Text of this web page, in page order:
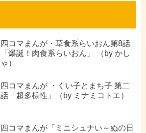
四コマまんが・草食系らいおん第8話
「爆誕！肉食系らいおん」 （by かし
ゃ）
四コマまんが ・くい子とまち子 第二
話「超多様性」（by ミナミコトエ）
四コマまんが「ミニシュナい～ぬの日